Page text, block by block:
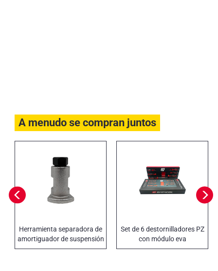
A menudo se compran juntos
Herramienta separadora de
amortiguador de suspensión
DATACOL
Set de 6 destornilladores PZ
con módulo eva